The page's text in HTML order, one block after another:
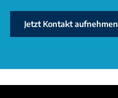
Jetzt Kontakt aufnehmen